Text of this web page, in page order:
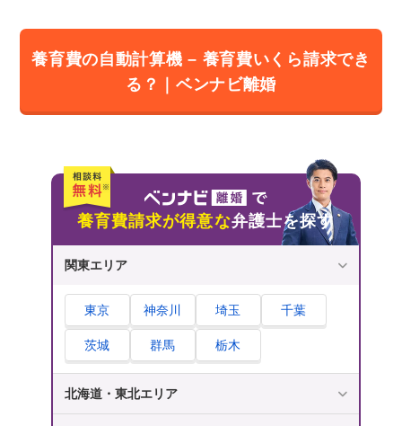
養育費の自動計算機 – 養育費いくら請求でき
る？｜ベンナビ離婚
養育費請求が得意な弁護士を探す
関東エリア
東京 神奈川 埼玉 千葉
茨城 群馬 栃木
北海道・東北エリア